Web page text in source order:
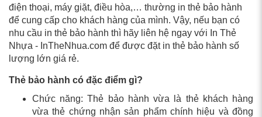
điện thoại, máy giặt, điều hòa,… thường in thẻ bảo hành
để cung cấp cho khách hàng của mình. Vậy, nếu bạn có
nhu cầu in thẻ bảo hành thì hãy liên hệ ngay với In Thẻ
Nhựa - InTheNhua.com để được đặt in thẻ bảo hành số
lượng lớn giá rẻ.
Thẻ bảo hành có đặc điểm gì?
Chức năng: Thẻ bảo hành vừa là thẻ khách hàng
vừa thẻ chứng nhận sản phẩm chính hiệu và đồng